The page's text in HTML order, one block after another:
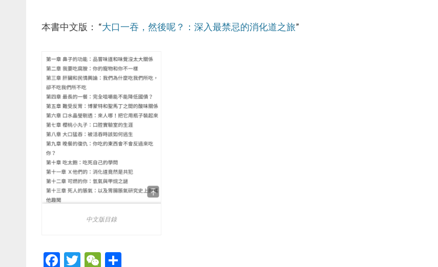
本書中文版： “大口一吞，然後呢？：深入最禁忌的消化道之旅”
中文版目錄
F
T
W